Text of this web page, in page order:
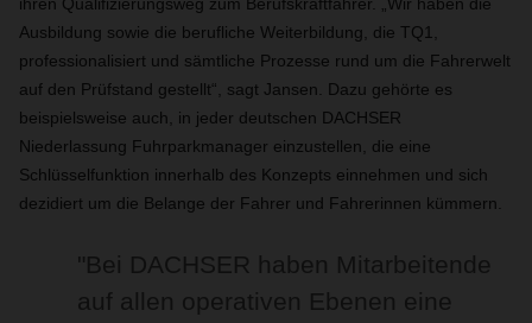
Ausbildung sowie die berufliche Weiterbildung, die TQ1,
professionalisiert und sämtliche Prozesse rund um die Fahrerwelt
auf den Prüfstand gestellt“, sagt Jansen. Dazu gehörte es
beispielsweise auch, in jeder deutschen DACHSER
Niederlassung Fuhrparkmanager einzustellen, die eine
Schlüsselfunktion innerhalb des Konzepts einnehmen und sich
dezidiert um die Belange der Fahrer und Fahrerinnen kümmern.
"Bei DACHSER haben Mitarbeitende
auf allen operativen Ebenen eine